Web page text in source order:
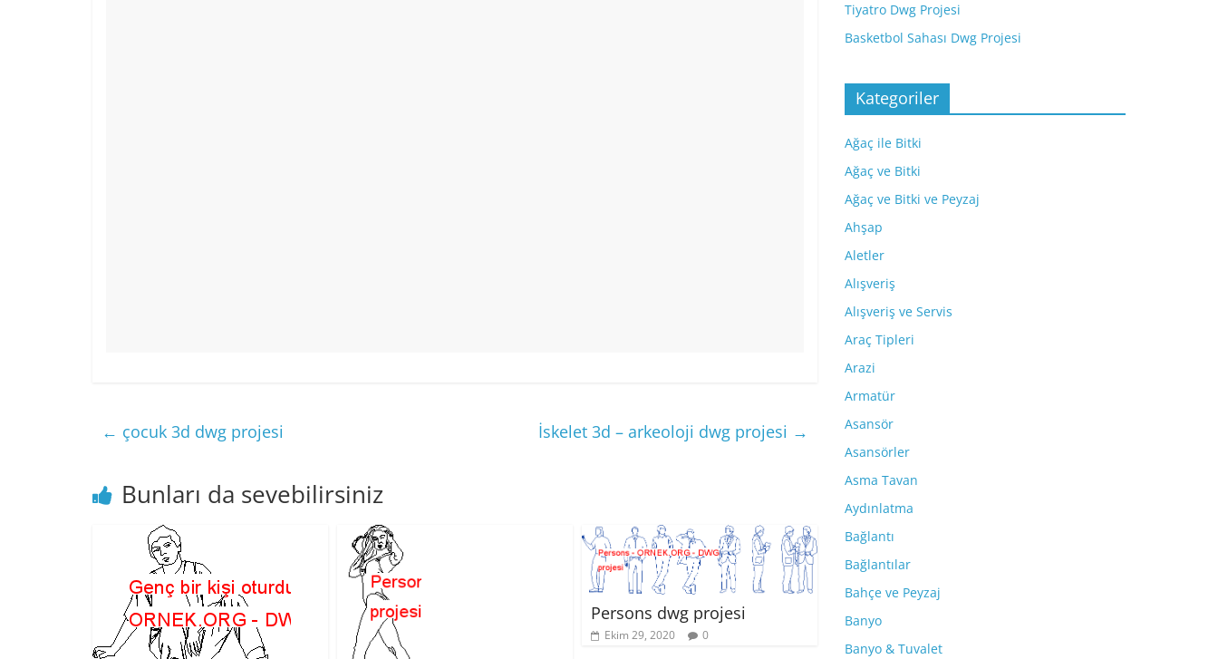
← çocuk 3d dwg projesi İskelet 3d – arkeoloji dwg projesi →
Bunları da sevebilirsiniz
Persons dwg projesi
Ekim 29, 2020 0
Tiyatro Dwg Projesi
Basketbol Sahası Dwg Projesi
Kategoriler
Ağaç ile Bitki
Ağaç ve Bitki
Ağaç ve Bitki ve Peyzaj
Ahşap
Aletler
Alışveriş
Alışveriş ve Servis
Araç Tipleri
Arazi
Armatür
Asansör
Asansörler
Asma Tavan
Aydınlatma
Bağlantı
Bağlantılar
Bahçe ve Peyzaj
Banyo
Banyo & Tuvalet